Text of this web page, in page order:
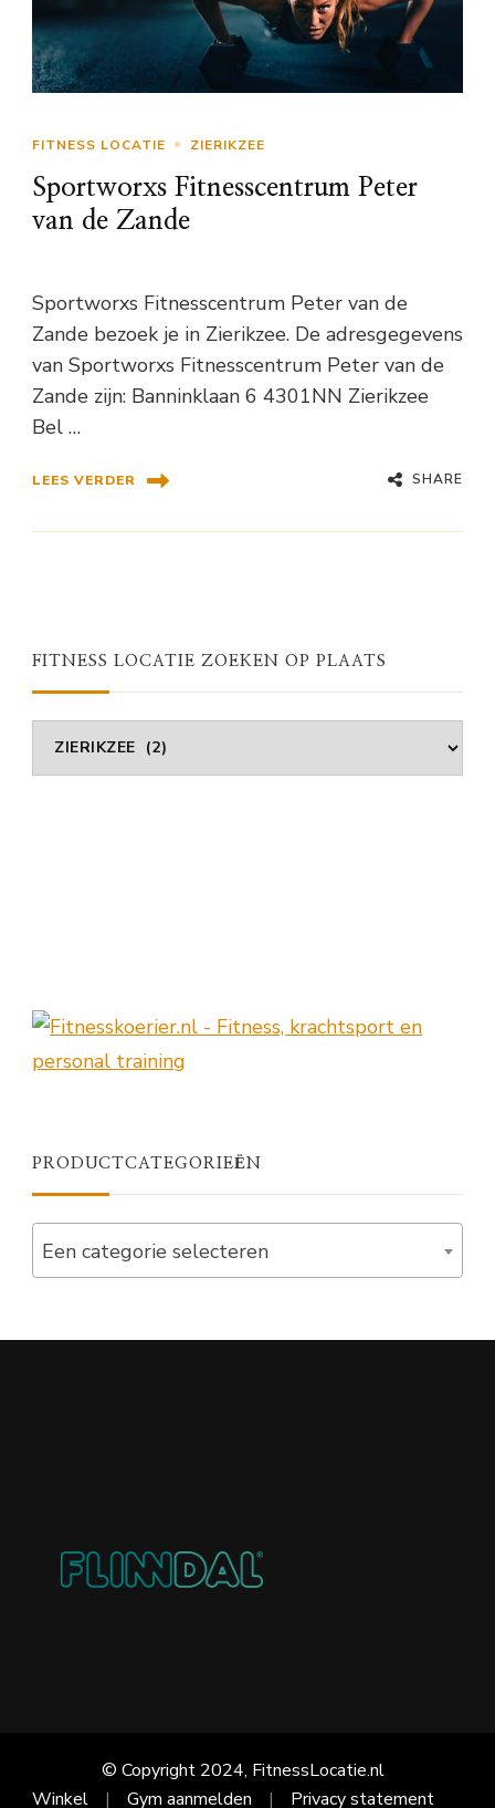
FITNESS LOCATIE ZIERIKZEE
Sportworxs Fitnesscentrum Peter
van de Zande
Sportworxs Fitnesscentrum Peter van de
Zande bezoek je in Zierikzee. De adresgegevens
van Sportworxs Fitnesscentrum Peter van de
Zande zijn: Banninklaan 6 4301NN Zierikzee
Bel …
LEES VERDER SHARE
FITNESS LOCATIE ZOEKEN OP PLAATS
Fitness
Locatie
PRODUCTCATEGORIEËN
Een categorie selecteren
© Copyright 2024, FitnessLocatie.nl
Winkel
Gym aanmelden Privacy statement